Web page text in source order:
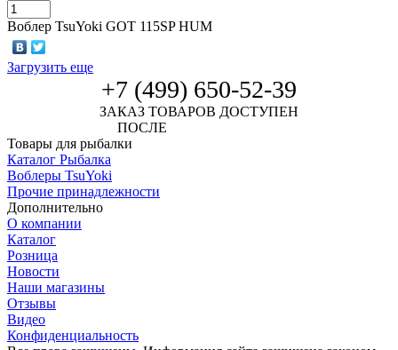
Воблер TsuYoki GOT 115SP HUM
Загрузить еще
+7 (499) 650-52-39
ЗАКАЗ ТОВАРОВ ДОСТУПЕН
ПОСЛЕ
Товары для рыбалки
Каталог Рыбалка
Воблеры TsuYoki
Прочие принадлежности
Дополнительно
О компании
Каталог
Розница
Новости
Наши магазины
Отзывы
Видео
Конфиденциальность